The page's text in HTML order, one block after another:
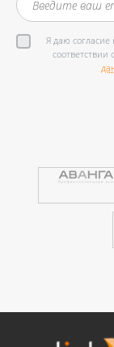
Я даю согласие
соответствии с